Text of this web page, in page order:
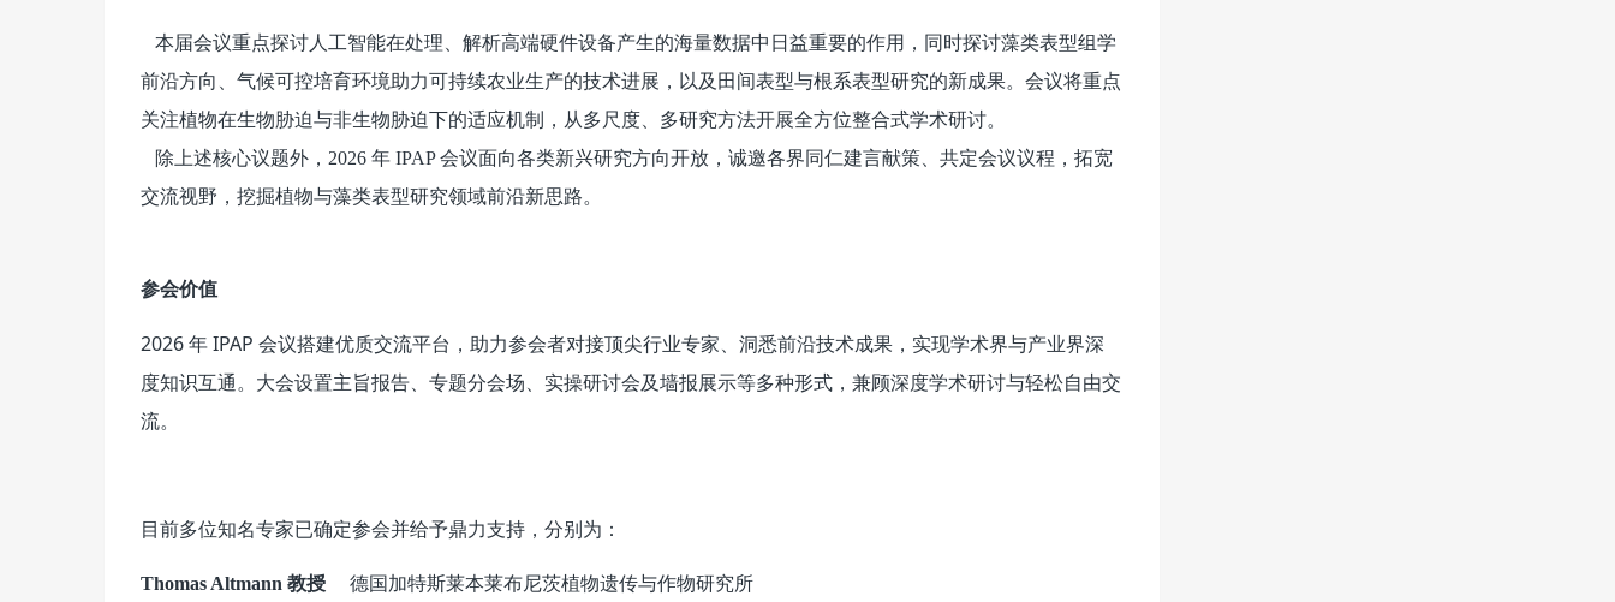
本届会议重点探讨人工智能在处理、解析高端硬件设备产生的海量数据中日益重要的作用，同时探讨藻类表型组学
前沿方向、气候可控培育环境助力可持续农业生产的技术进展，以及田间表型与根系表型研究的新成果。会议将重点
关注植物在生物胁迫与非生物胁迫下的适应机制，从多尺度、多研究方法开展全方位整合式学术研讨。
除上述核心议题外，2026 年 IPAP 会议面向各类新兴研究方向开放，诚邀各界同仁建言献策、共定会议议程，拓宽
交流视野，挖掘植物与藻类表型研究领域前沿新思路。
参会价值
2026 年 IPAP 会议搭建优质交流平台，助力参会者对接顶尖行业专家、洞悉前沿技术成果，实现学术界与产业界深
度知识互通。大会设置主旨报告、专题分会场、实操研讨会及墙报展示等多种形式，兼顾深度学术研讨与轻松自由交
流。
目前多位知名专家已确定参会并给予鼎力支持，分别为：
Thomas Altmann 教授 德国加特斯莱本莱布尼茨植物遗传与作物研究所